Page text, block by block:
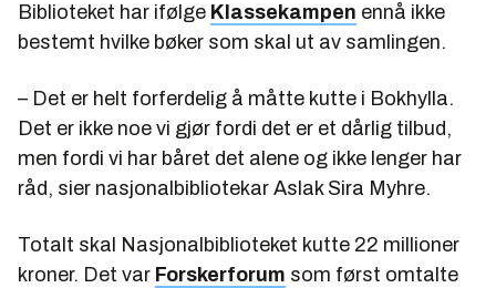
Biblioteket har ifølge Klassekampen ennå ikke
bestemt hvilke bøker som skal ut av samlingen.
– Det er helt forferdelig å måtte kutte i Bokhylla.
Det er ikke noe vi gjør fordi det er et dårlig tilbud,
men fordi vi har båret det alene og ikke lenger har
råd, sier nasjonalbibliotekar Aslak Sira Myhre.
Totalt skal Nasjonalbiblioteket kutte 22 millioner
kroner. Det var Forskerforum som først omtalte